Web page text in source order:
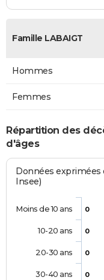
Famille LABAIGT
Hommes
Femmes
Répartition des
d'âges
Données exprimées
Insee)
0
0
0
0
Moins de 10 ans
10-20 ans
20-30 ans
30-40 ans